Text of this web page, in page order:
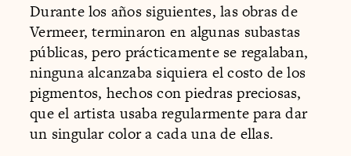
Durante los años siguientes, las obras de
Vermeer, terminaron en algunas subastas
públicas, pero prácticamente se regalaban,
ninguna alcanzaba siquiera el costo de los
pigmentos, hechos con piedras preciosas,
que el artista usaba regularmente para dar
un singular color a cada una de ellas.